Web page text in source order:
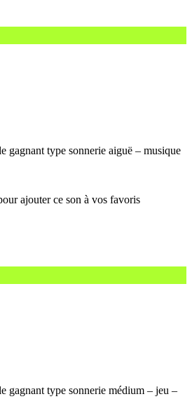
gagnant type sonnerie aiguë – musique
gagnant type sonnerie médium – jeu –